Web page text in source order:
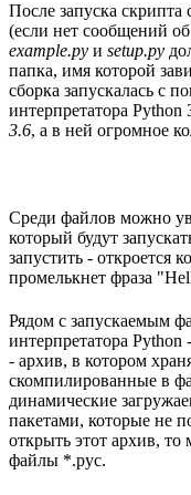
После запуска
(если нет сообщений
example.py и setup.py
папка, имя которой
сборка запускалась с
интерпретатора Python
3.6, а в ней огромное
Среди файлов можно
который будут
запустить - откроется
промелькнет фраза
Рядом с запускаемым
интерпретатора Python -
- архив, в котором
скомпилированные в
динамические
пакетами, которые не
открыть этот архив,
файлы *.pyc.